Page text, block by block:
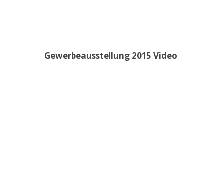
Gewerbeausstellung 2015 Video